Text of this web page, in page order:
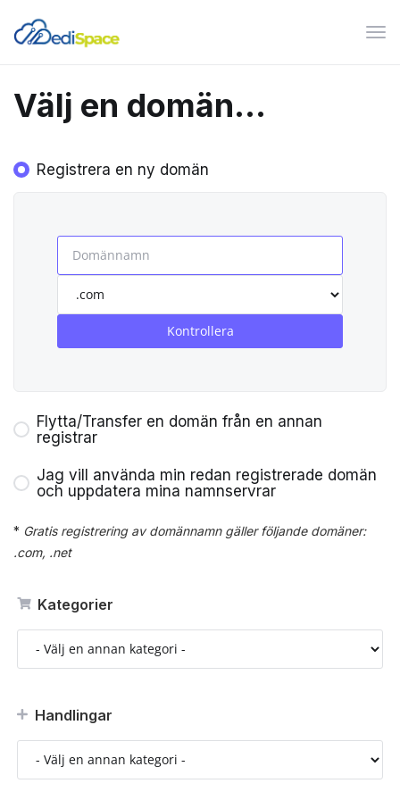
Välj en domän...
Kategorier
Handlingar
Registrera en ny domän
Kontrollera
Flytta/Transfer en domän från en annan
registrar
Jag vill använda min redan registrerade domän
och uppdatera mina namnservrar
* Gratis registrering av domännamn gäller följande domäner:
.com, .net